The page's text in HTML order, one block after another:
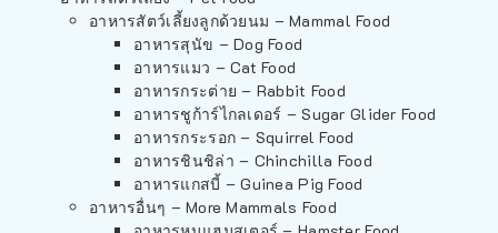
อาหารสัตว์เลี้ยงลูกด้วยนม – Mammal Food
อาหารสุนัข – Dog Food
อาหารแมว – Cat Food
อาหารกระต่าย – Rabbit Food
อาหารชูก้าร์ไกลเดอร์ – Sugar Glider Food
อาหารกระรอก – Squirrel Food
อาหารชินชิล่า – Chinchilla Food
อาหารแกสบี้ – Guinea Pig Food
อาหารอื่นๆ – More Mammals Food